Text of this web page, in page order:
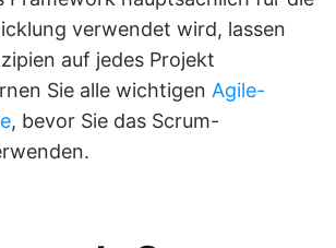
verwendet wird, lassen
auf jedes Projekt
Sie alle wichtigen Agile-
, bevor Sie das Scrum-